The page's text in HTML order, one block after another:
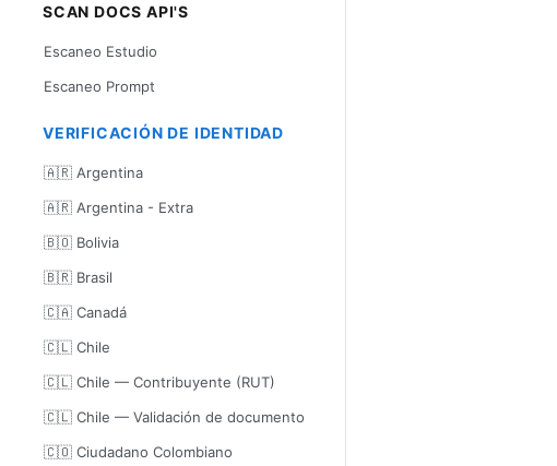
SCAN DOCS API'S
Escaneo Estudio
Escaneo Prompt
VERIFICACIÓN DE IDENTIDAD
🇦🇷 Argentina
🇦🇷 Argentina - Extra
🇧🇴 Bolivia
🇧🇷 Brasil
🇨🇦 Canadá
🇨🇱 Chile
🇨🇱 Chile — Contribuyente (RUT)
🇨🇱 Chile — Validación de documento
🇨🇴 Ciudadano Colombiano